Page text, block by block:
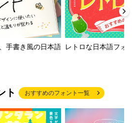
手書き風の日本語
レトロな日本語フォ
ト おすすめのフォント一覧